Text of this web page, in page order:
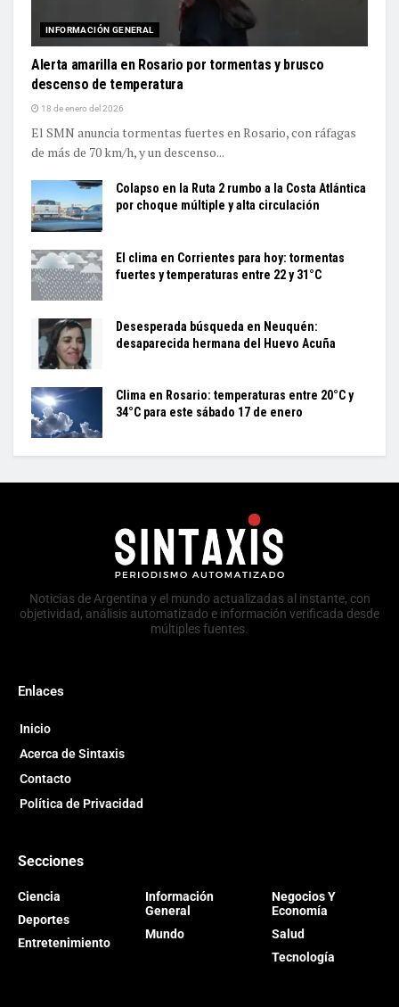
INFORMACIÓN GENERAL
Alerta amarilla en Rosario por tormentas y brusco
descenso de temperatura
18 de enero del 2026
El SMN anuncia tormentas fuertes en Rosario, con ráfagas
de más de 70 km/h, y un descenso...
Colapso en la Ruta 2 rumbo a la Costa Atlántica
por choque múltiple y alta circulación
El clima en Corrientes para hoy: tormentas
fuertes y temperaturas entre 22 y 31°C
Desesperada búsqueda en Neuquén:
desaparecida hermana del Huevo Acuña
Clima en Rosario: temperaturas entre 20°C y
34°C para este sábado 17 de enero
Noticias de Argentina y el mundo actualizadas al instante, con
objetividad, análisis automatizado e información verificada desde
múltiples fuentes.
Enlaces
Inicio
Acerca de Sintaxis
Contacto
Política de Privacidad
Secciones
Ciencia
Deportes
Entretenimiento
Información
General
Mundo
Negocios Y
Economía
Salud
Tecnología